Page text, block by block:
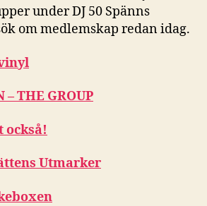
under DJ 50 Spänns
om medlemskap redan idag.
– THE GROUP
också!
Utmarker